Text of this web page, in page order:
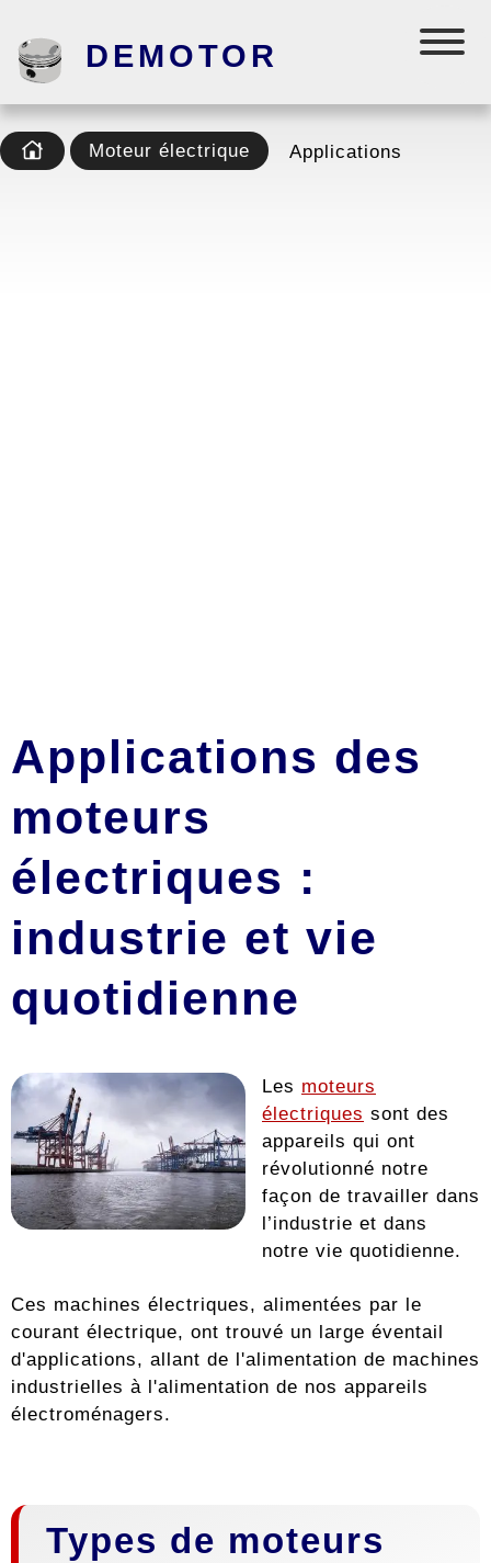
DEMOTOR
Moteur électrique Applications
Applications des
moteurs
électriques :
industrie et vie
quotidienne
Les moteurs
électriques sont des
appareils qui ont
révolutionné notre
façon de travailler dans
l’industrie et dans
notre vie quotidienne.
Ces machines électriques, alimentées par le
courant électrique, ont trouvé un large éventail
d'applications, allant de l'alimentation de machines
industrielles à l'alimentation de nos appareils
électroménagers.
Types de moteurs